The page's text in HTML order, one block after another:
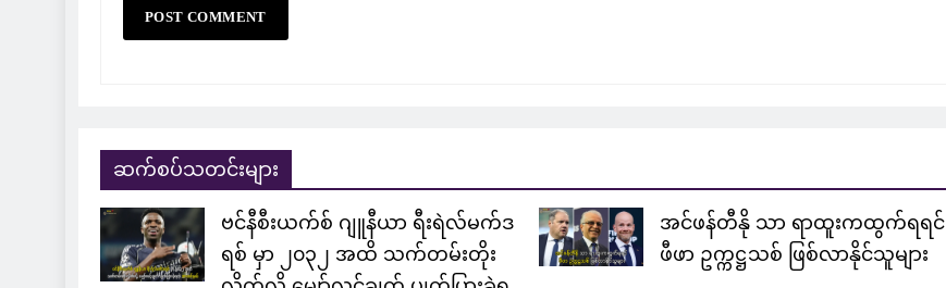
ဆက်စပ်သတင်းများ
ဗင်နီစီးယက်စ် ဂျူနီယာ ရီးရဲလ်မက်ဒ
ရစ် မှာ ၂၀၃၂ အထိ သက်တမ်းတိုး
အင်ဖန်တီနို သာ ရာထူးကထွက်ရရင်
ဖီဖာ ဥက္ကဋ္ဌသစ် ဖြစ်လာနိုင်သူများ